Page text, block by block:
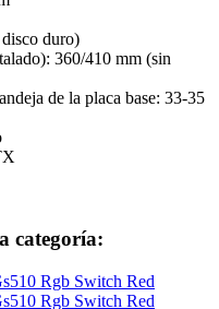
duro)
360/410 mm (sin
de la placa base: 33-35
categoría: